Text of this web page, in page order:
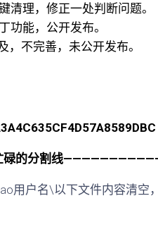
清理，修正一处判断问题。
功能，公开发布。
，不完善，未公开发布。
的分割线
用户名\以下文件内容清空